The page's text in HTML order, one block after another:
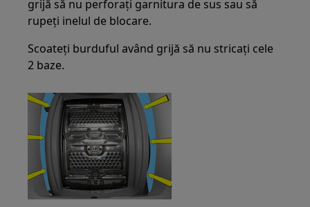
grijă să nu perforați garnitura de sus sau să
rupeți inelul de blocare.
Scoateți burduful având grijă să nu stricați cele
2 baze.